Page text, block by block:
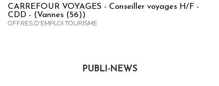
CARREFOUR VOYAGES - Conseiller voyages H/F -
CDD - (Vannes (56))
OFFRES D'EMPLOI TOURISME
PUBLI-NEWS